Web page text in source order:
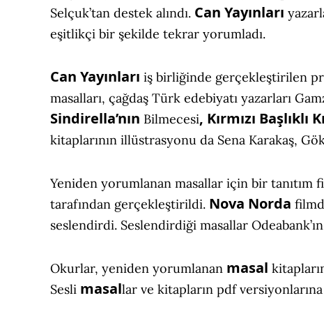
Selçuk’tan destek alındı. Can Yayınları
eşitlikçi bir şekilde tekrar yorumladı.
Can Yayınları iş birliğinde gerçekleştirilen
masalları, çağdaş Türk edebiyatı yazarları
Sindirella’nın Bilmecesi, Kırmızı Başlıklı
kitaplarının illüstrasyonu da Sena Karakaş,
Yeniden yorumlanan masallar için bir tanıtım
tarafından gerçekleştirildi. Nova Norda
seslendirdi. Seslendirdiği masallar
Okurlar, yeniden yorumlanan masal
Sesli masallar ve kitapların pdf